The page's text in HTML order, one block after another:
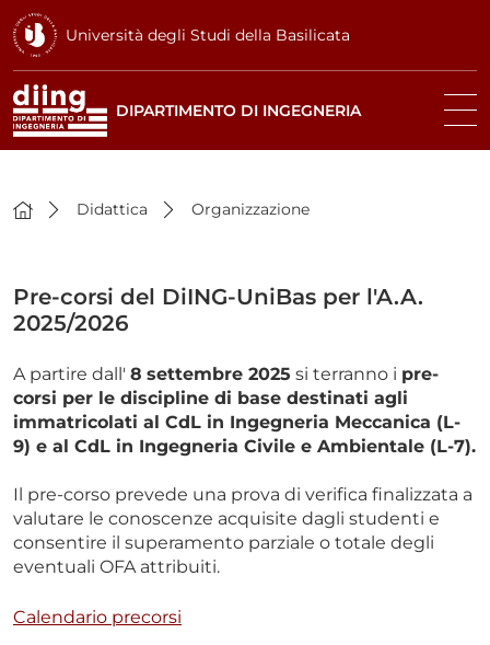
Università degli Studi della Basilicata
DIPARTIMENTO DI INGEGNERIA
Didattica Organizzazione
Pre-corsi del DiING-UniBas per l'A.A.
2025/2026
A partire dall' 8 settembre 2025 si terranno i pre-
corsi per le discipline di base destinati agli
immatricolati al CdL in Ingegneria Meccanica (L-
9) e al CdL in Ingegneria Civile e Ambientale (L-7).
Il pre-corso prevede una prova di verifica finalizzata a
valutare le conoscenze acquisite dagli studenti e
consentire il superamento parziale o totale degli
eventuali OFA attribuiti.
Calendario precorsi